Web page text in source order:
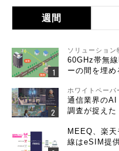
週間
ソリューション
60GHz帯無
ーの間を埋め
ホワイトペーパ
通信業界の
調査が捉えた
MEEQ、楽
線はeSIM提